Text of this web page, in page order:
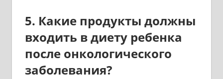
5. Какие продукты должны
входить в диету ребенка
после онкологического
заболевания?